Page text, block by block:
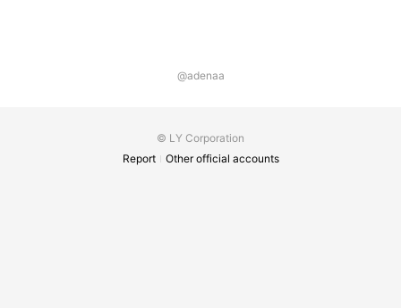
@adenaa
© LY Corporation
Report
Other official accounts